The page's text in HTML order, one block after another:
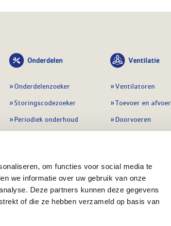
om functies voor social media te
we informatie over uw gebruik van onze
Deze partners kunnen deze gegevens
of die ze hebben verzameld op basis van
Onderdelen
Onderdelenzoeker
Storingscodezoeker
Periodiek onderhoud
Preventie & detectie
Alle onderdelen
Ventilatie
Ventilatoren
Toevoer en afvoer
Doorvoeren
Regelingen